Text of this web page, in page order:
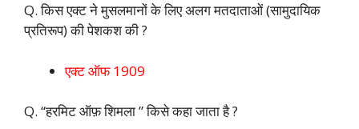
Q. किस एक्ट ने मुसलमानों के लिए अलग मतदाताओं (सामुदायिक
प्रतिरूप) की पेशकश की ?
एक्ट ऑफ 1909
Q. “हरमिट ऑफ़ शिमला ” किसे कहा जाता है ?